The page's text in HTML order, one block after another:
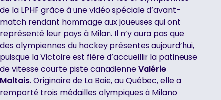
de la LPHF grâce à une vidéo spéciale d’avant-
match rendant hommage aux joueuses qui ont
représenté leur pays à Milan. Il n’y aura pas que
des olympiennes du hockey présentes aujourd’hui,
puisque la Victoire est fière d’accueillir la patineuse
de vitesse courte piste canadienneValérie
Maltais. Originaire de La Baie, au Québec, elle a
remporté trois médailles olympiques à Milano